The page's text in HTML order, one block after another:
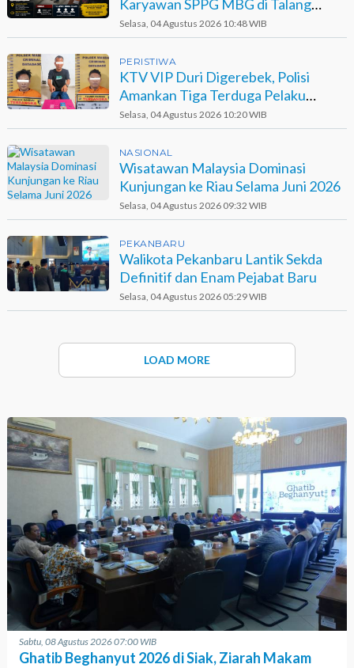
Karyawan SPPG MBG di Talang
Muandau
Selasa, 04 Agustus 2026 10:48 WIB
PERISTIWA
KTV VIP Duri Digerebek, Polisi
Amankan Tiga Terduga Pelaku
Narkotika
Selasa, 04 Agustus 2026 10:20 WIB
NASIONAL
Wisatawan Malaysia Dominasi
Kunjungan ke Riau Selama Juni 2026
Selasa, 04 Agustus 2026 09:32 WIB
PEKANBARU
Walikota Pekanbaru Lantik Sekda
Definitif dan Enam Pejabat Baru
Selasa, 04 Agustus 2026 05:29 WIB
LOAD MORE
Sabtu, 08 Agustus 2026 07:00 WIB
Ghatib Beghanyut 2026 di Siak, Ziarah Makam